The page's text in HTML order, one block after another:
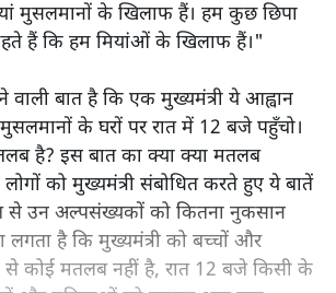
मुसलमानों के खिलाफ हैं। हम कुछ छिपा
हैं कि हम मियांओं के खिलाफ हैं।"
वाली बात है कि एक मुख्यमंत्री ये आह्वान
के घरों पर रात में 12 बजे पहुँचो।
है? इस बात का क्या क्या मतलब
को मुख्यमंत्री संबोधित करते हुए ये बातें
से उन अल्पसंख्यकों को कितना नुकसान
है कि मुख्यमंत्री को बच्चों और
से कोई मतलब नहीं है, रात 12 बजे किसी के